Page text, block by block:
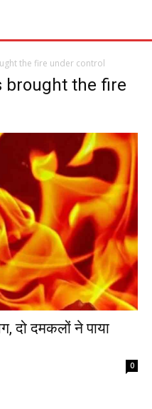
the fire under control
brought the fire
दो दमकलों ने पाया
0